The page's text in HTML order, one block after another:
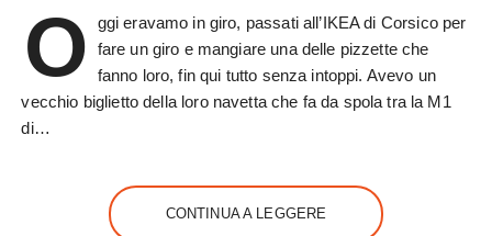
O
ggi eravamo in giro, passati all’IKEA di Corsico per
fare un giro e mangiare una delle pizzette che
fanno loro, fin qui tutto senza intoppi. Avevo un
vecchio biglietto della loro navetta che fa da spola tra la M1
di…
CONTINUA A LEGGERE